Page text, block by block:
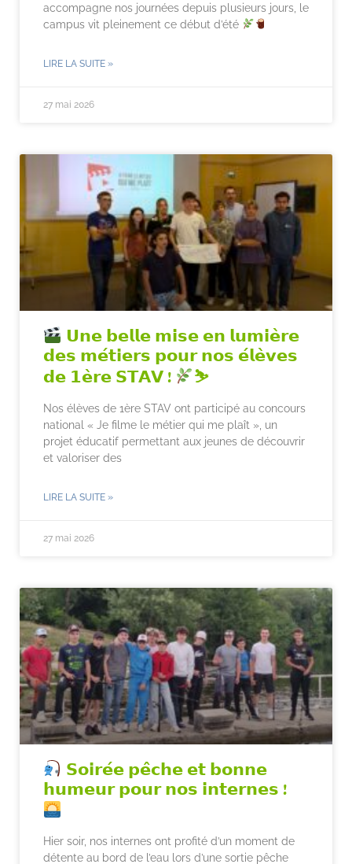
accompagne nos journées depuis plusieurs jours, le
campus vit pleinement ce début d’été
LIRE LA SUITE »
27 mai 2026
𝗨𝗻𝗲 𝗯𝗲𝗹𝗹𝗲 𝗺𝗶𝘀𝗲 𝗲𝗻 𝗹𝘂𝗺𝗶𝗲̀𝗿𝗲
𝗱𝗲𝘀 𝗺𝗲́𝘁𝗶𝗲𝗿𝘀 𝗽𝗼𝘂𝗿 𝗻𝗼𝘀 𝗲́𝗹𝗲̀𝘃𝗲𝘀
𝗱𝗲 𝟭𝗲̀𝗿𝗲 𝗦𝗧𝗔𝗩 !
⛷
Nos élèves de 1ère STAV ont participé au concours
national « Je filme le métier qui me plaît », un
projet éducatif permettant aux jeunes de découvrir
et valoriser des
LIRE LA SUITE »
27 mai 2026
𝗦𝗼𝗶𝗿𝗲́𝗲 𝗽𝗲̂𝗰𝗵𝗲 𝗲𝘁 𝗯𝗼𝗻𝗻𝗲
𝗵𝘂𝗺𝗲𝘂𝗿 𝗽𝗼𝘂𝗿 𝗻𝗼𝘀 𝗶𝗻𝘁𝗲𝗿𝗻𝗲𝘀 !
Hier soir, nos internes ont profité d’un moment de
détente au bord de l’eau lors d’une sortie pêche